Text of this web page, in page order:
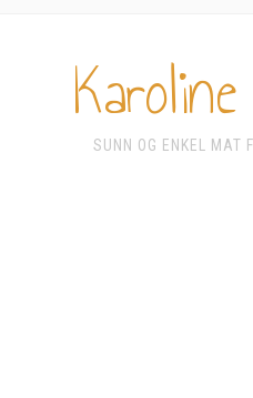
SUNN OG ENKEL MAT